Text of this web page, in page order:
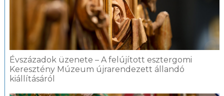
Évszázadok üzenete – A felújított esztergomi
Keresztény Múzeum újrarendezett állandó
kiállításáról